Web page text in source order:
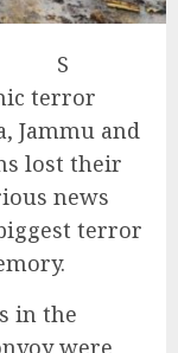
S
terror
Jammu and
lost their
news
terror
in the